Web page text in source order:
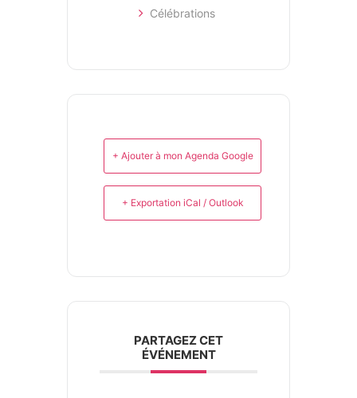
Célébrations
+ Ajouter à mon Agenda Google
+ Exportation iCal / Outlook
PARTAGEZ CET
ÉVÉNEMENT